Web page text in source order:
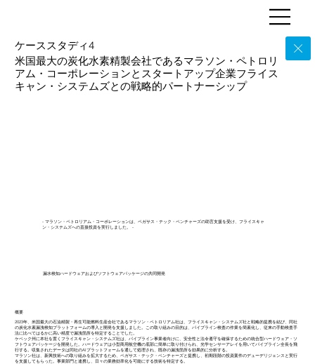
ケーススタディ4
米国最大の炭化水素精製会社であるマラソン・ペトロリ
アム・コーポレーションとスタートアップ企業フライス
キャン・システムズとの戦略的パートナーシップ
- マラソン・ペトロリアム・コーポレーションは、ペガサス・テック・ベンチャーズの助言支援を受け、フライスキャ
ン・システムズへの直接投資を実行しました。 -
漏水検知ハードウェアおよびソフトウェアパッケージの共同開発
概要
2023年、米国最大の石油精製・再生可能燃料生産会社であるマラソン・ペトロリアム社は、フライスキャン・システムズ社と戦略的提携を結び、同社
の炭化水素漏洩検知プラットフォームの導入と開発を支援しました。この取り組みの目的は、パイプライン検査の作業を簡素化し、従来の手動検査手
法に比べてはるかに高い精度で漏洩箇所を特定することでした。
ケベック州に本社を置くフライスキャン・システムズ社は、パイプライン事業者向けに、安全性と法令遵守を確保するための統合型ハードウェア・ソ
フトウェアパッケージを開発した。ハードウェアは小型商用航空機の底部に簡単に取り付けられ、光学センサーアレイを用いてパイプライン全長を飛
行する。収集されたデータは同社のAIプラットフォームを通して処理され、既存の漏洩箇所を効果的に分析する。
マラソン社は、新興技術への取り組みを拡大するため、ペガサス・テック・ベンチャーズと提携し、初期段階の投資案件のデューデリジェンスと実行
を支援してもらった。事業部門と連携し、日々の業務効率化を可能にする技術を特定する。